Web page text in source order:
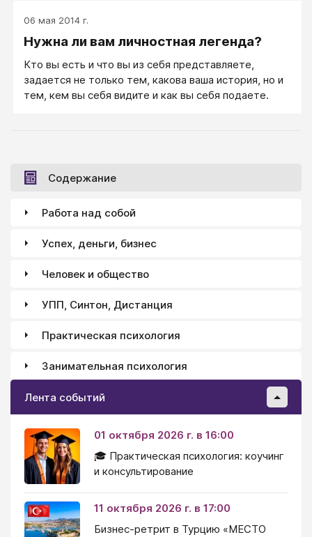
06 мая 2014 г.
Нужна ли вам личностная легенда?
Кто вы есть и что вы из себя представляете,
задается не только тем, какова ваша история, но и
тем, кем вы себя видите и как вы себя подаете.
Содержание
Работа над собой
Успех, деньги, бизнес
Человек и общество
УПП, Синтон, Дистанция
Практическая психология
Занимательная психология
Лента событий
01 октября 2026 г. в 16:00
🎓 Практическая психология: коучинг
и консультирование
11 октября 2026 г. в 17:00
Бизнес-ретрит в Турцию «МЕСТО